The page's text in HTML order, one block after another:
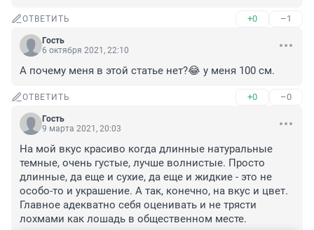
ОТВЕТИТЬ +0 –1
Гость
6 октября 2021, 22:10
А почему меня в этой статье нет?😂 у меня 100 см.
ОТВЕТИТЬ +0 –0
Гость
9 марта 2021, 20:03
На мой вкус красиво когда длинные натуральные
темные, очень густые, лучше волнистые. Просто
длинные, да еще и сухие, да еще и жидкие - это не
особо-то и украшение. А так, конечно, на вкус и цвет.
Главное адекватно себя оценивать и не трясти
лохмами как лошадь в общественном месте.